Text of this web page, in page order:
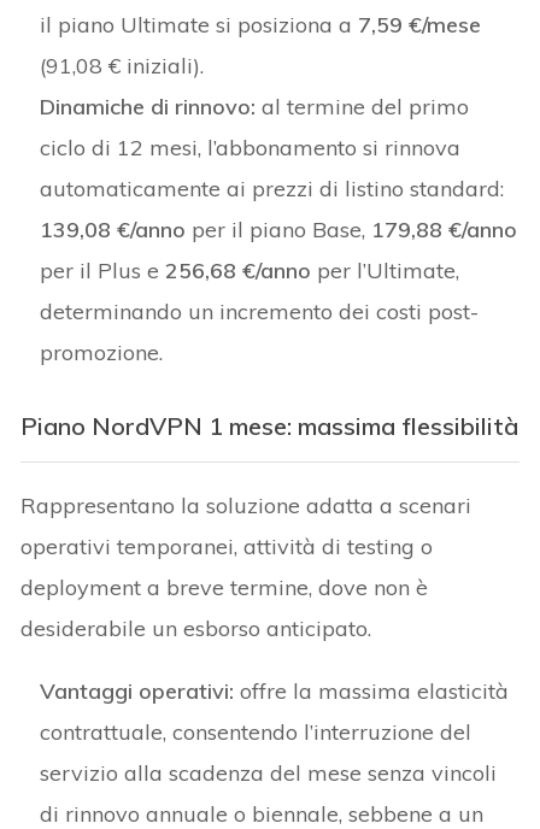
il piano Ultimate si posiziona a 7,59 €/mese
(91,08 € iniziali).
Dinamiche di rinnovo: al termine del primo
ciclo di 12 mesi, l’abbonamento si rinnova
automaticamente ai prezzi di listino standard:
139,08 €/anno per il piano Base, 179,88 €/anno
per il Plus e256,68 €/anno per l’Ultimate,
determinando un incremento dei costi post-
promozione.
Piano NordVPN 1 mese: massima flessibilità
Rappresentano la soluzione adatta a scenari
operativi temporanei, attività di testing o
deployment a breve termine, dove non è
desiderabile un esborso anticipato.
Vantaggi operativi: offre la massima elasticità
contrattuale, consentendo l’interruzione del
servizio alla scadenza del mese senza vincoli
di rinnovo annuale o biennale, sebbene a un